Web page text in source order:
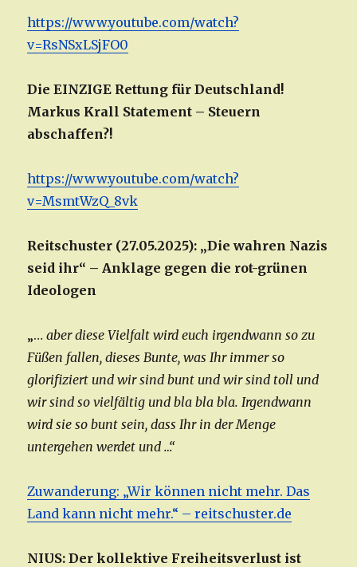
https://www.youtube.com/watch?
v=RsNSxLSjFO0
Die EINZIGE Rettung für Deutschland!
Markus Krall Statement – Steuern
abschaffen?!
https://www.youtube.com/watch?
v=MsmtWzQ_8vk
Reitschuster (27.05.2025): „Die wahren Nazis
seid ihr“ – Anklage gegen die rot-grünen
Ideologen
„…aber diese Vielfalt wird euch irgendwann so zu
Füßen fallen, dieses Bunte, was Ihr immer so
glorifiziert und wir sind bunt und wir sind toll und
wir sind so vielfältig und bla bla bla. Irgendwann
wird sie so bunt sein, dass Ihr in der Menge
untergehen werdet und …“
Zuwanderung: „Wir können nicht mehr. Das
Land kann nicht mehr.“ – reitschuster.de
NIUS: Der kollektive Freiheitsverlust ist